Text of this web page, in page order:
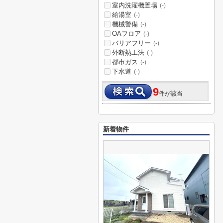
室内洗濯機置場 (-)
給湯室 (-)
機械警備 (-)
OAフロア (-)
バリアフリー (-)
外断熱工法 (-)
都市ガス (-)
下水道 (-)
9件が該当
新着物件